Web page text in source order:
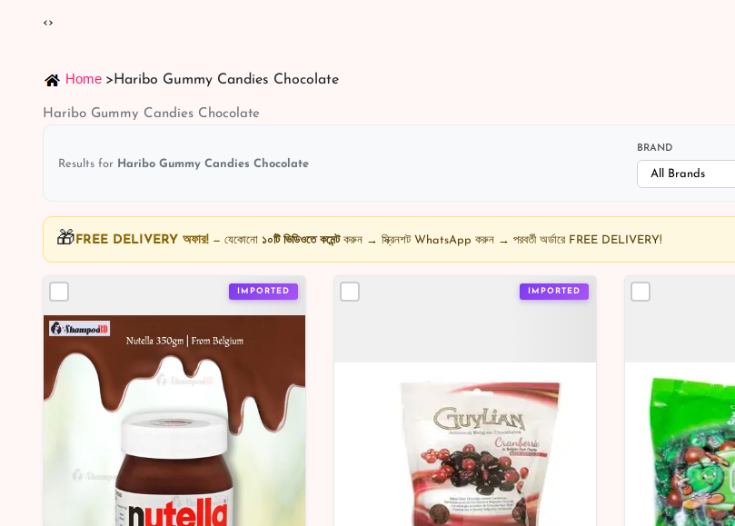
‹›
Home >Haribo Gummy Candies Chocolate
Haribo Gummy Candies Chocolate
Results for Haribo Gummy Candies Chocolate
BRAND
🎁 FREE DELIVERY অফার! — যেকোনো ১০টি ভিডিওতে কমেন্টকরুন → স্ক্রিনশট WhatsApp করুন → পরবর্তী অর্ডারে FREE DELIVERY!
IMPORTED IMPORTED